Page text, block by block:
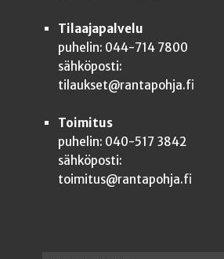
Tilaajapalvelu
puhelin: 044-714 7800
sähköposti:
tilaukset@rantapohja.fi
Toimitus
puhelin: 040-517 3842
sähköposti:
toimitus@rantapohja.fi